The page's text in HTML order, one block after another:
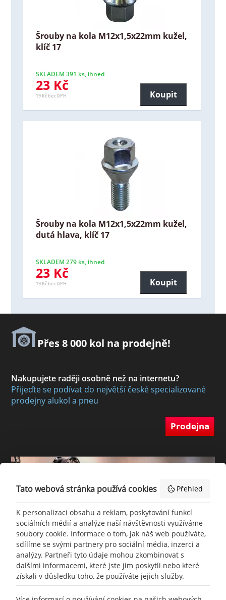
Šrouby na kola M12x1,5x22mm kužel,
klíč 17
SKLADEM 391 ks, ihned
23 Kč
19 Kč bez DPH Koupit
Šrouby na kola M12x1,5x22mm kužel,
dutá hlava, klíč 17
SKLADEM 279 ks, ihned
23 Kč
19 Kč bez DPH Koupit
Přes 8 000 kol na prodejně!
Nakupujete raději osobně než na internetu?
Přijeďte se podívat do největší české specializované
prodejny alukol a pneu
Prodejna
Tato webová stránka používá cookies Přehled
K personalizaci obsahu a reklam, poskytování funkcí
sociálních médií a analýze naší návštěvnosti využíváme
soubory cookie. Informace o tom, jak náš web používáte,
sdílíme se svými partnery pro sociální média, inzerci a
analýzy. Partneři tyto údaje mohou zkombinovat s
dalšími informacemi, které jste jim poskytli nebo které
získali v důsledku toho, že používáte jejich služby.